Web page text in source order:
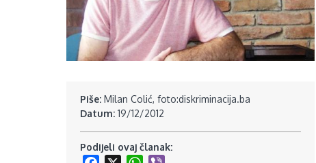
Piše: Milan Colić, foto:diskriminacija.ba
Datum: 19/12/2012
Podijeli ovaj članak: